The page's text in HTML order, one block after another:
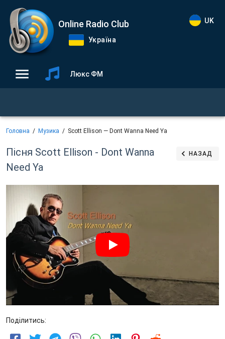
Online Radio Club
Україна
UK
Люкс ФМ
Головна Музика Scott Ellison — Dont Wanna Need Ya
Пісня Scott Ellison - Dont Wanna
Need Ya
НАЗАД
Поділитись: